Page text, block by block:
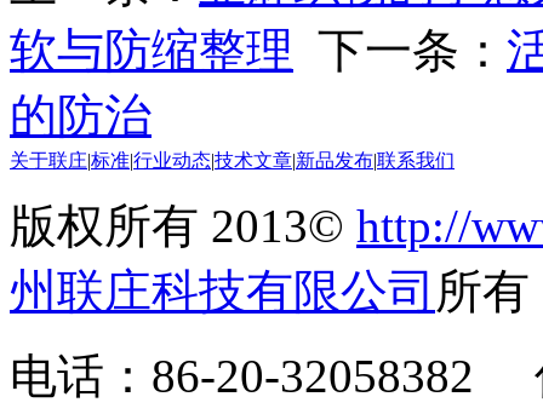
软与防缩整理 下一条：
的防治
关于联庄标准行业动态技术文章 新品发布联系我们
版权所有 2013© http://
州联庄科技有限公司 所
电话：86-20-32058382